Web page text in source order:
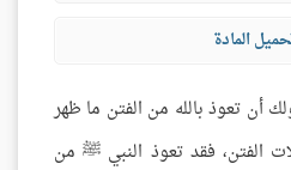
المادة
أن تعوذ بالله من الفتن ما ظهر
الفتن، فقد تعوذ النبي ﷺ من